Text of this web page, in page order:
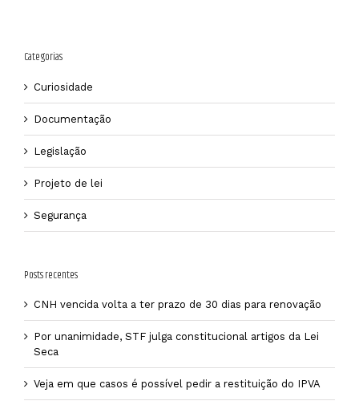
Categorias
Curiosidade
Documentação
Legislação
Projeto de lei
Segurança
Posts recentes
CNH vencida volta a ter prazo de 30 dias para renovação
Por unanimidade, STF julga constitucional artigos da Lei
Seca
Veja em que casos é possível pedir a restituição do IPVA